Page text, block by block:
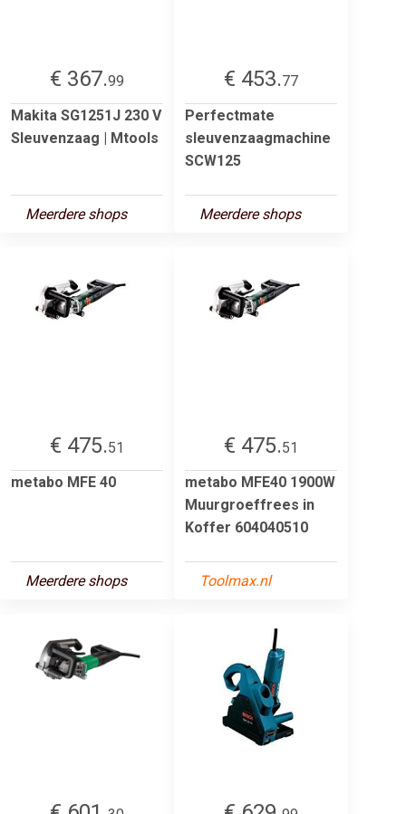
€ 367.99
Makita SG1251J 230 V
Sleuvenzaag | Mtools
Meerdere shops
€ 453.77
Perfectmate
sleuvenzaagmachine
SCW125
Meerdere shops
€ 475.51
metabo MFE 40
Meerdere shops
€ 475.51
metabo MFE40 1900W
Muurgroeffrees in
Koffer 604040510
Toolmax.nl